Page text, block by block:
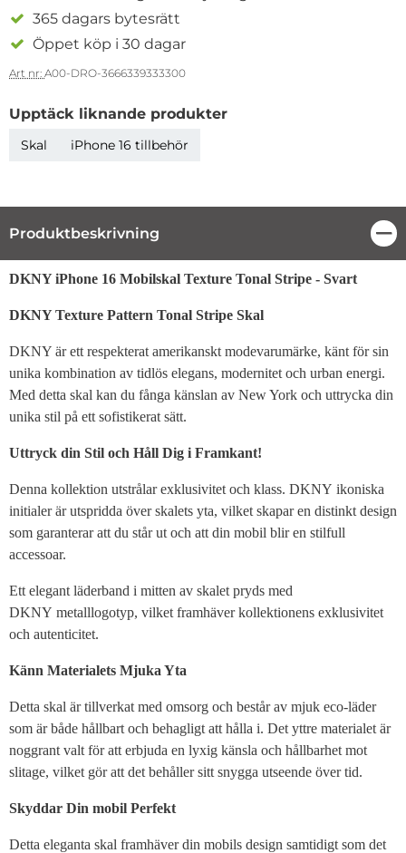
365 dagars bytesrätt
Öppet köp i 30 dagar
Art nr: A00-DRO-3666339333300
Upptäck liknande produkter
Skal iPhone 16 tillbehör
Produktbeskrivning
Produktbeskrivning
DKNY iPhone 16 Mobilskal Texture Tonal Stripe - Svart
DKNY Texture Pattern Tonal Stripe Skal
DKNY är ett respekterat amerikanskt modevarumärke, känt för sin
unika kombination av tidlös elegans, modernitet och urban energi.
Med detta skal kan du fånga känslan av New York och uttrycka din
unika stil på ett sofistikerat sätt.
Uttryck din Stil och Håll Dig i Framkant!
Denna kollektion utstrålar exklusivitet och klass. DKNY ikoniska
initialer är utspridda över skalets yta, vilket skapar en distinkt design
som garanterar att du står ut och att din mobil blir en stilfull
accessoar.
Ett elegant läderband i mitten av skalet pryds med
DKNY metalllogotyp, vilket framhäver kollektionens exklusivitet
och autenticitet.
Känn Materialets Mjuka Yta
Detta skal är tillverkat med omsorg och består av mjuk eco-läder
som är både hållbart och behagligt att hålla i. Det yttre materialet är
noggrant valt för att erbjuda en lyxig känsla och hållbarhet mot
slitage, vilket gör att det behåller sitt snygga utseende över tid.
Skyddar Din mobil Perfekt
Detta eleganta skal framhäver din mobils design samtidigt som det